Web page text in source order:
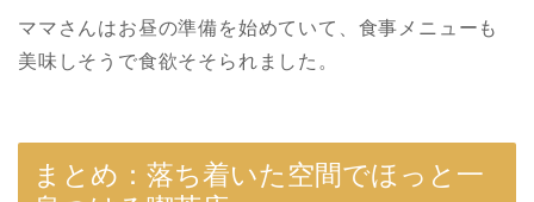
ママさんはお昼の準備を始めていて、食事メニューも
美味しそうで食欲そそられました。
まとめ：落ち着いた空間でほっと一